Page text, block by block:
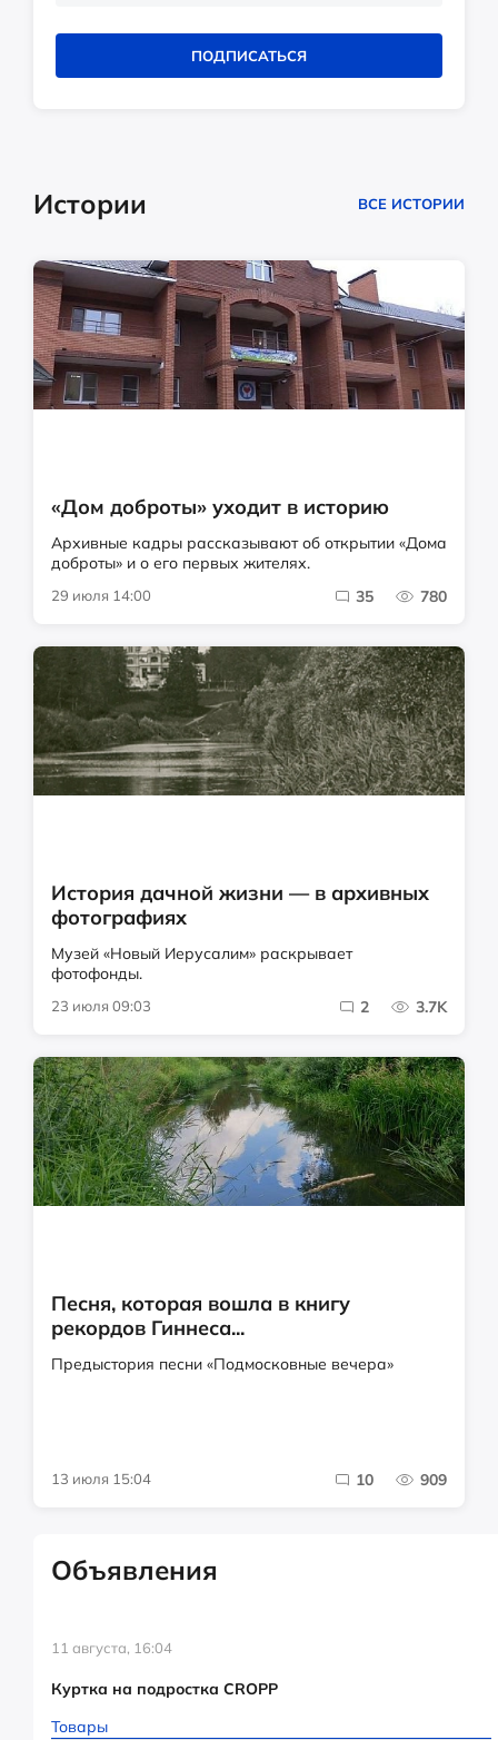
ПОДПИСАТЬСЯ
Истории ВСЕ ИСТОРИИ
«Дом доброты» уходит в историю
Архивные кадры рассказывают об открытии «Дома
доброты» и о его первых жителях.
29 июля 14:00 35 780
История дачной жизни — в архивных
фотографиях
Музей «Новый Иерусалим» раскрывает
фотофонды.
23 июля 09:03 2 3.7K
Песня, которая вошла в книгу
рекордов Гиннеса...
Предыстория песни «Подмосковные вечера»
13 июля 15:04 10 909
Объявления
11 августа, 16:04
Куртка на подростка CROPP
Товары